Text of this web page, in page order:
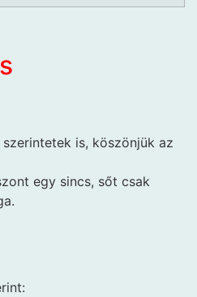
is, köszönjük az
egy sincs, sőt csak